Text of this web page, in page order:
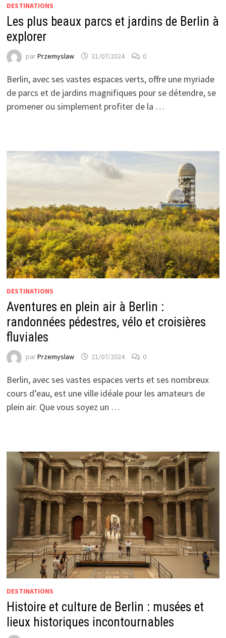
DESTINATIONS
Les plus beaux parcs et jardins de Berlin à
explorer
parPrzemyslaw 31/07/2024 0
Berlin, avec ses vastes espaces verts, offre une myriade
de parcs et de jardins magnifiques pour se détendre, se
promener ou simplement profiter de la …
DESTINATIONS
Aventures en plein air à Berlin :
randonnées pédestres, vélo et croisières
fluviales
parPrzemyslaw 21/07/2024 0
Berlin, avec ses vastes espaces verts et ses nombreux
cours d’eau, est une ville idéale pour les amateurs de
plein air. Que vous soyez un …
DESTINATIONS
Histoire et culture de Berlin : musées et
lieux historiques incontournables